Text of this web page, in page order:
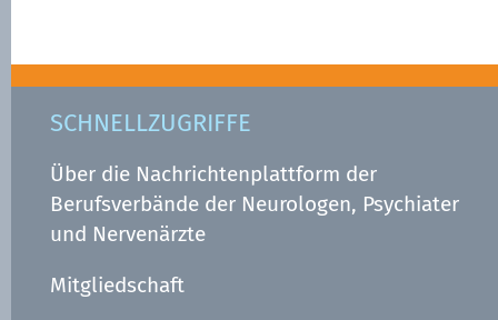
SCHNELLZUGRIFFE
Über die Nachrichtenplattform der
Berufsverbände der Neurologen, Psychiater
und Nervenärzte
Mitgliedschaft